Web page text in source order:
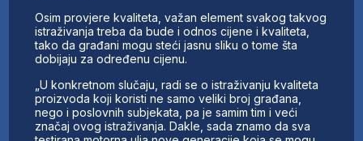
Osim provjere kvaliteta, važan element svakog takvog
istraživanja treba da bude i odnos cijene i kvaliteta,
tako da građani mogu steći jasnu sliku o tome šta
dobijaju za određenu cijenu.
„U konkretnom slučaju, radi se o istraživanju kvaliteta
proizvoda koji koristi ne samo veliki broj građana,
nego i poslovnih subjekata, pa je samim tim i veći
značaj ovog istraživanja. Dakle, sada znamo da sva